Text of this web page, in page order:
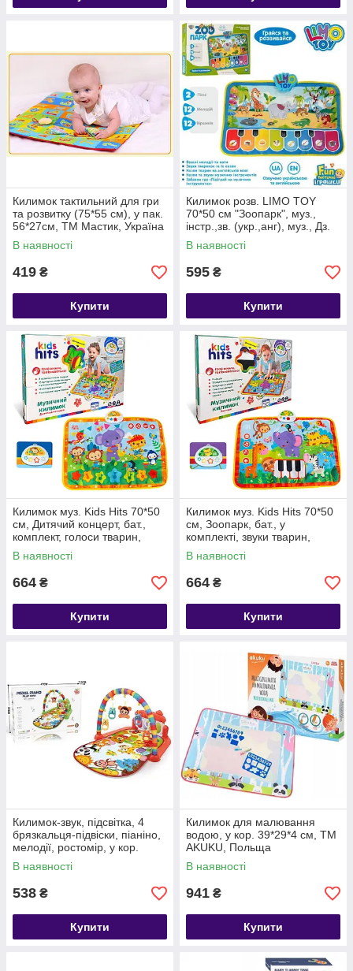
Килимок тактильний для гри
та розвитку (75*55 см), у пак.
56*27см, ТМ Мастик, Україна
В наявності
419 ₴
Купити
Килимок розв. LIMO TOY
70*50 см "Зоопарк", муз.,
інстр.,зв. (укр.,анг), муз., Дз.
Ж., бат., кор. 38*26*4см
В наявності
595 ₴
Купити
Килимок муз. Kids Hits 70*50
см, Дитячий концерт, бат.,
комплект, голоси тварин,
муз.інструменти, мелодії,
В наявності
664 ₴
Купити
Килимок муз. Kids Hits 70*50
см, Зоопарк, бат., у
комплекті, звуки тварин,
вірші, мелодії, в кор.
38*26*4см
В наявності
664 ₴
Купити
Килимок-звук, підсвітка, 4
брязкальця-підвіски, піаніно,
мелодії, ростомір, у кор.
47*30*7,5 см (20 шт.)
В наявності
538 ₴
Купити
Килимок для малювання
водою, у кор. 39*29*4 см, ТМ
AKUKU, Польща
В наявності
941 ₴
Купити